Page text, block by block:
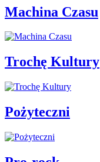
Machina Czasu
Trochę Kultury
Pożyteczni